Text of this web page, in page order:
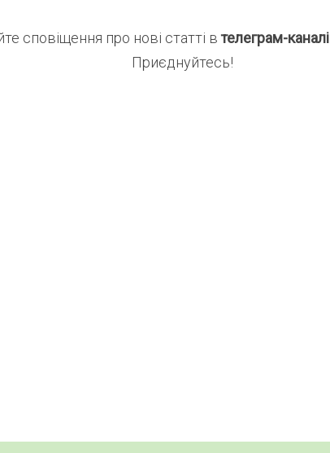
сповіщення про нові статті втелеграм-каналі
Приєднуйтесь!